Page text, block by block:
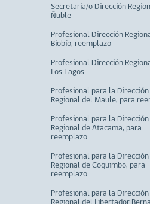
Secretaria/o Dirección
Ñuble
Profesional Dirección
Biobío, reemplazo
Profesional Dirección
Los Lagos
Profesional para la Dirección
Regional del Maule, para
Profesional para la Dirección
Regional de Atacama, para
reemplazo
Profesional para la Dirección
Regional de Coquimbo, para
reemplazo
Profesional para la Dirección